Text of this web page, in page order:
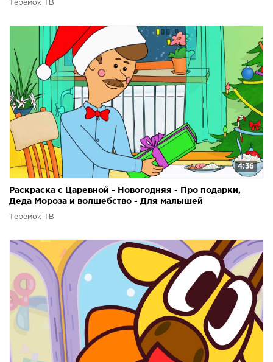
Теремок ТВ
4:36
Раскраска с Царевной - Новогодняя - Про подарки,
Деда Мороза и волшебство - Для малышей
Теремок ТВ